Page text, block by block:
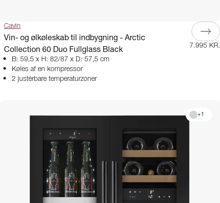
Cavin
Vin- og ølkøleskab til indbygning - Arctic
Collection 60 Duo Fullglass Black
B: 59,5 x H: 82/87 x D: 57,5 cm
Køles af en kompressor
2 justérbare temperaturzoner
7.995 KR.
+1